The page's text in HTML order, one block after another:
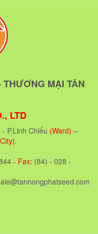
THƯƠNG MẠI TÂN
LTD
- P.Linh Chiểu (Ward) –
.
- Fax: (84) - 028 -